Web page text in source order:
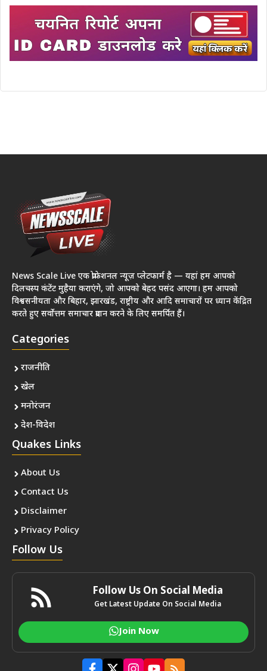
News Scale Live एक प्रोफेशनल न्यूज़ प्लेटफार्म है — यहां हम आपको
दिलचस्प कंटेंट मुहैया कराएंगे, जो आपको बेहद पसंद आएगा। हम आपको
विश्वसनीयता और बिहार, झारखंड, राष्ट्रीय और आदि समाचारों पर ध्यान केंद्रित
करते हुए सर्वोत्तम समाचार प्रदान करने के लिए समर्पित हैं।
Categories
राजनीति
खेल
मनोरंजन
देश-विदेश
Quakes Links
About Us
Contact Us
Disclaimer
Privacy Policy
Follow Us
Follow Us On Social Media
Get Latest Update On Social Media
Join Now